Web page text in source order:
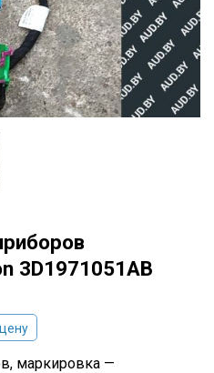
3D1971051AB
маркировка —